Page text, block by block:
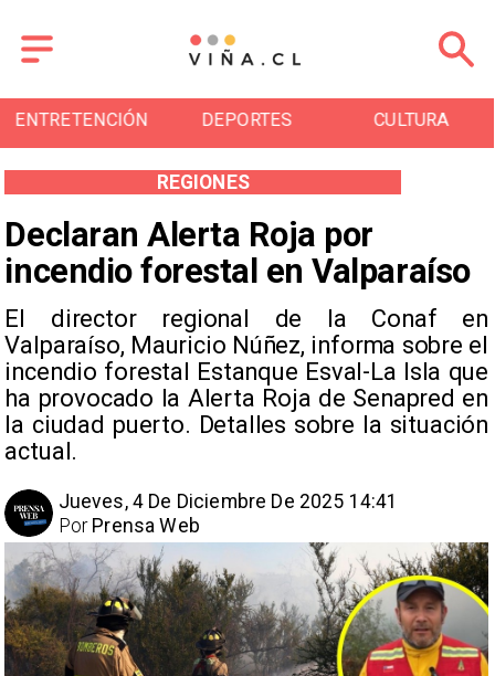
DEPORTES CULTURA TURISMO
Declaran Alerta Roja por
incendio forestal en Valparaíso
El director regional de la Conaf en
Valparaíso, Mauricio Núñez, informa sobre el
incendio forestal Estanque Esval-La Isla que
ha provocado la Alerta Roja de Senapred en
la ciudad puerto. Detalles sobre la situación
actual.
REGIONES
Jueves, 4 De Diciembre De 2025 14:41
Prensa Web
Por